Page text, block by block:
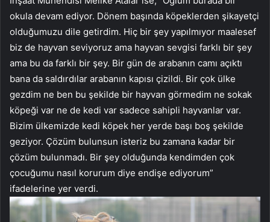
okula devam ediyor. Dönem başında köpeklerden şikayetçi
olduğumuzu dile getirdim. Hiç bir şey yapılmıyor maalesef
biz de hayvan seviyoruz ama hayvan sevgisi farklı bir şey
ama bu da farklı bir şey. Bir gün de arabanın camı açıktı
bana da saldırdılar arabanın kapısı çizildi. Bir çok ülke
gezdim ne ben bu şekilde bir hayvan görmedim ne sokak
köpeği var ne de kedi var sadece sahipli hayvanlar var.
Bizim ülkemizde kedi köpek her yerde başı boş şekilde
geziyor. Çözüm bulunsun isteriz bu zamana kadar bir
çözüm bulunmadı. Bir şey olduğunda kendimden çok
çocuğumu nasıl korurum diye endişe ediyorum”
ifadelerine yer verdi.